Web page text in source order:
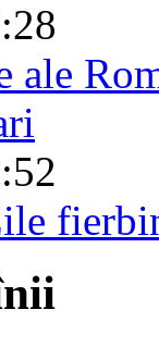
ale